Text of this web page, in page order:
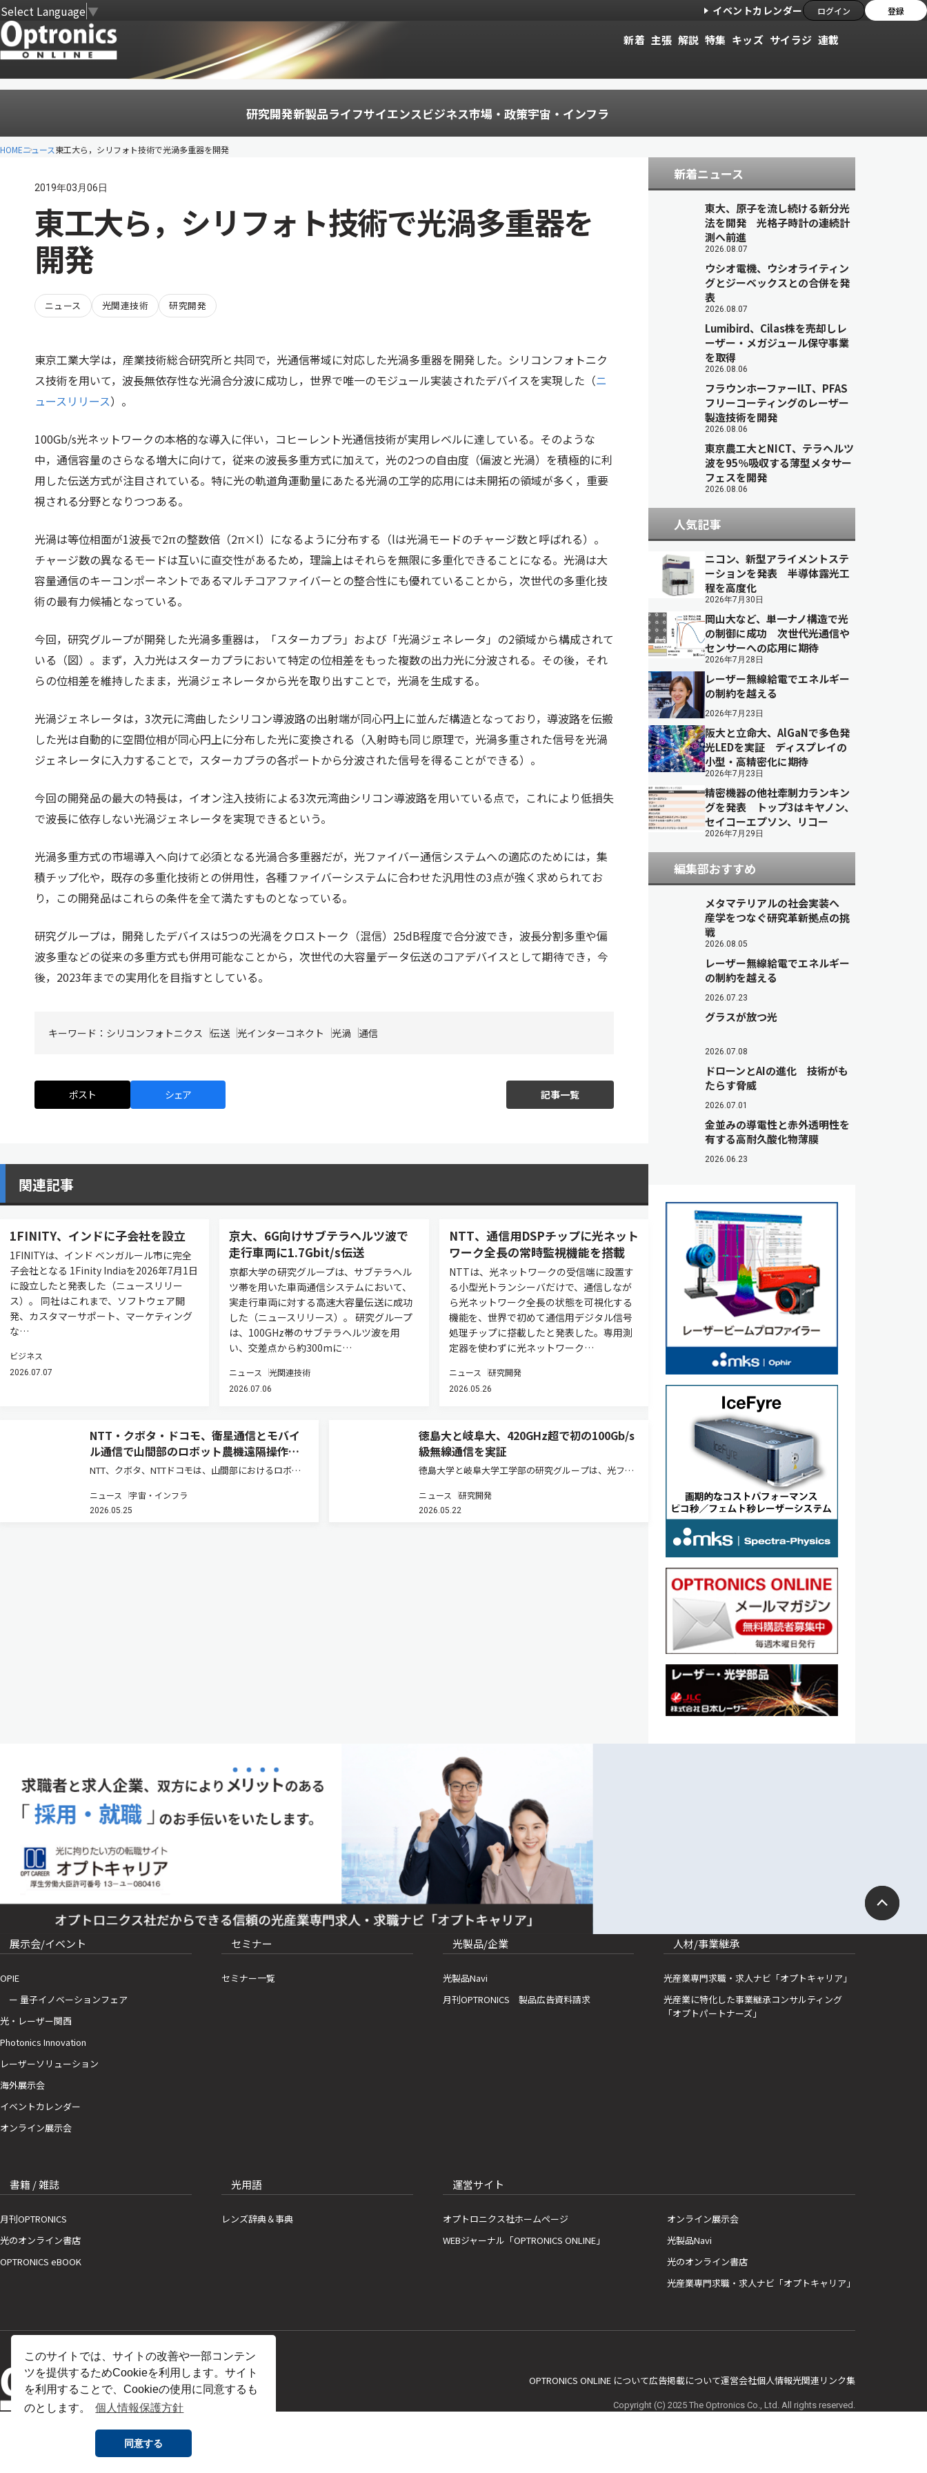
このサイトでは、サイトの改善や一部コンテン
ツを提供するためCookieを利用します。サイト
を利用することで、Cookieの使用に同意するも
のとします。
個人情報保護方針
同意する
Select Language▼ イベントカレンダー ログイン 登録
新着 主張 解説 特集 キッズ サイラジ 連載
研究開発新製品ライフサイエンスビジネス市場・政策宇宙・インフラ
HOMEニュース東工大ら，シリフォト技術で光渦多重器を開発
2019年03月06日
東工大ら，シリフォト技術で光渦多重器を
開発
ニュース 光関連技術 研究開発
東京工業大学は，産業技術総合研究所と共同で，光通信帯域に対応した光渦多重器を開発した。シリコンフォトニク
ス技術を用いて，波長無依存性な光渦合分波に成功し，世界で唯一のモジュール実装されたデバイスを実現した（ニ
ュースリリース）。
100Gb/s光ネットワークの本格的な導入に伴い，コヒーレント光通信技術が実用レベルに達している。そのような
中，通信容量のさらなる増大に向けて，従来の波長多重方式に加えて，光の2つの自由度（偏波と光渦）を積極的に利
用した伝送方式が注目されている。特に光の軌道角運動量にあたる光渦の工学的応用には未開拓の領域が多く，重要
視される分野となりつつある。
光渦は等位相面が1波長で2πの整数倍（2π×l）になるように分布する（lは光渦モードのチャージ数と呼ばれる）。
チャージ数の異なるモードは互いに直交性があるため，理論上はそれらを無限に多重化できることになる。光渦は大
容量通信のキーコンポーネントであるマルチコアファイバーとの整合性にも優れていることから，次世代の多重化技
術の最有力候補となっている。
今回，研究グループが開発した光渦多重器は，「スターカプラ」および「光渦ジェネレータ」の2領域から構成されて
いる（図）。まず，入力光はスターカプラにおいて特定の位相差をもった複数の出力光に分波される。その後，それ
らの位相差を維持したまま，光渦ジェネレータから光を取り出すことで，光渦を生成する。
光渦ジェネレータは，3次元に湾曲したシリコン導波路の出射端が同心円上に並んだ構造となっており，導波路を伝搬
した光は自動的に空間位相が同心円上に分布した光に変換される（入射時も同じ原理で，光渦多重された信号を光渦
ジェネレータに入力することで，スターカプラの各ポートから分波された信号を得ることができる）。
今回の開発品の最大の特長は，イオン注入技術による3次元湾曲シリコン導波路を用いている点で，これにより低損失
で波長に依存しない光渦ジェネレータを実現できるという。
光渦多重方式の市場導入へ向けて必須となる光渦合多重器だが，光ファイバー通信システムへの適応のためには，集
積チップ化や，既存の多重化技術との併用性，各種ファイバーシステムに合わせた汎用性の3点が強く求められてお
り，この開発品はこれらの条件を全て満たすものとなっている。
研究グループは，開発したデバイスは5つの光渦をクロストーク（混信）25dB程度で合分波でき，波長分割多重や偏
波多重などの従来の多重方式も併用可能なことから，次世代の大容量データ伝送のコアデバイスとして期待でき，今
後，2023年までの実用化を目指すとしている。
キーワード： シリコンフォトニクス 伝送 光インターコネクト 光渦 通信
ポスト シェア 記事一覧
関連記事
1FINITY、インドに子会社を設立
1FINITYは、インド ベンガルール市に完全
子会社となる 1Finity Indiaを2026年7月1日
に設立したと発表した（ニュースリリー
ス）。 同社はこれまで、ソフトウェア開
発、カスタマーサポート、マーケティング
な…
ビジネス
2026.07.07
京大、6G向けサブテラヘルツ波で
走行車両に1.7Gbit/s伝送
京都大学の研究グループは、サブテラヘル
ツ帯を用いた車両通信システムにおいて、
実走行車両に対する高速大容量伝送に成功
した（ニュースリリース）。 研究グループ
は、100GHz帯のサブテラヘルツ波を用
い、交差点から約300mに…
ニュース 光関連技術
2026.07.06
NTT、通信用DSPチップに光ネット
ワーク全長の常時監視機能を搭載
NTTは、光ネットワークの受信端に設置す
る小型光トランシーバだけで、通信しなが
ら光ネットワーク全長の状態を可視化する
機能を、世界で初めて通信用デジタル信号
処理チップに搭載したと発表した。専用測
定器を使わずに光ネットワーク…
ニュース 研究開発
2026.05.26
NTT・クボタ・ドコモ、衛星通信とモバイ
ル通信で山間部のロボット農機遠隔操作を
実証
NTT、クボタ、NTTドコモは、山間部におけるロボッ
送の継続性を実現する共同実証実験を実施し、モバイ
ル通信と衛星通信を組み合わせた通信制御、および映
ニュース 宇宙・インフラ
2026.05.25
徳島大と岐阜大、420GHz超で初の100Gb/s
級無線通信を実証
徳島大学と岐阜大学工学部の研究グループは、光ファ
と多値変調技術を組み合わせたマイクロ光コム駆動型
テラヘルツ通信システムを開発した（ニュースリリー
ニュース 研究開発
2026.05.22
新着ニュース
東大、原子を流し続ける新分光
法を開発 光格子時計の連続計
測へ前進
2026.08.07
ウシオ電機、ウシオライティン
グとジーベックスとの合併を発
表
2026.08.07
Lumibird、Cilas株を売却しレ
ーザー・メガジュール保守事業
を取得
2026.08.06
フラウンホーファーILT、PFAS
フリーコーティングのレーザー
製造技術を開発
2026.08.06
東京農工大とNICT、テラヘルツ
波を95％吸収する薄型メタサー
フェスを開発
2026.08.06
人気記事
ニコン、新型アライメントステ
ーションを発表 半導体露光工
程を高度化
2026年7月30日
岡山大など、単一ナノ構造で光
の制御に成功 次世代光通信や
センサーへの応用に期待
2026年7月28日
レーザー無線給電でエネルギー
の制約を越える
2026年7月23日
阪大と立命大、AlGaNで多色発
光LEDを実証 ディスプレイの
小型・高精密化に期待
2026年7月23日
精密機器の他社牽制力ランキン
グを発表 トップ3はキヤノン、
セイコーエプソン、リコー
2026年7月29日
編集部おすすめ
メタマテリアルの社会実装へ
産学をつなぐ研究革新拠点の挑
戦
2026.08.05
レーザー無線給電でエネルギー
の制約を越える
2026.07.23
グラスが放つ光
2026.07.08
ドローンとAIの進化 技術がも
たらす脅威
2026.07.01
金並みの導電性と赤外透明性を
有する高耐久酸化物薄膜
2026.06.23
展示会/イベント
OPIE
ー 量子イノベーションフェア
光・レーザー関西
Photonics Innovation
レーザーソリューション
海外展示会
イベントカレンダー
オンライン展示会
セミナー
セミナー一覧
光製品/企業
光製品Navi
月刊OPTRONICS 製品広告資料請求
人材/事業継承
光産業専門求職・求人ナビ「オプトキャリア」
光産業に特化した事業継承コンサルティング
「オプトパートナーズ」
書籍 / 雑誌
月刊OPTRONICS
光のオンライン書店
OPTRONICS eBOOK
光用語
レンズ辞典＆事典
運営サイト
オプトロニクス社ホームページ
WEBジャーナル「OPTRONICS ONLINE」
オンライン展示会
光製品Navi
光のオンライン書店
光産業専門求職・求人ナビ「オプトキャリア」
OPTRONICS ONLINE について広告掲載について運営会社個人情報光関連リンク集
Copyright (C) 2025 The Optronics Co., Ltd. All rights reserved.